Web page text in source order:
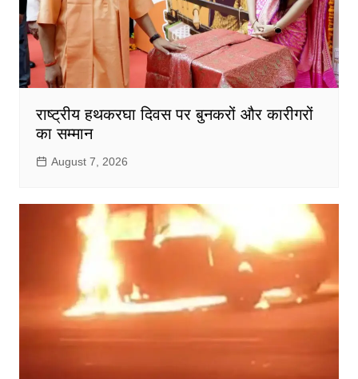
राष्ट्रीय हथकरघा दिवस पर बुनकरों और कारीगरों
का सम्मान
August 7, 2026